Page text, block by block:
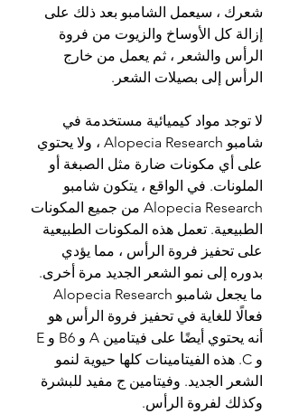
شعرك ، سيعمل الشامبو بعد ذلك على
إزالة كل الأوساخ والزيوت من فروة
الرأس والشعر ، ثم يعمل من خارج
الرأس إلى بصيلات الشعر.
لا توجد مواد كيميائية مستخدمة في
شامبو Alopecia Research ، ولا يحتوي
على أي مكونات ضارة مثل الصبغة أو
الملونات. في الواقع ، يتكون شامبو
Alopecia Research من جميع المكونات
الطبيعية. تعمل هذه المكونات الطبيعية
على تحفيز فروة الرأس ، مما يؤدي
بدوره إلى نمو الشعر الجديد مرة أخرى.
فعالًا للغاية في تحفيز فروة الرأس هو
و C. هذه الفيتامينات كلها حيوية لنمو
الشعر الجديد. وفيتامين ج مفيد للبشرة
وكذلك لفروة الرأس.